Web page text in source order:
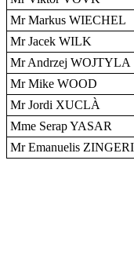
Mr Markus WIECHEL
Mr Jacek WILK
Mr Andrzej WOJTYLA
Mr Mike WOOD
Mr Jordi XUCLÀ
Mme Serap YASAR
Mr Emanuelis